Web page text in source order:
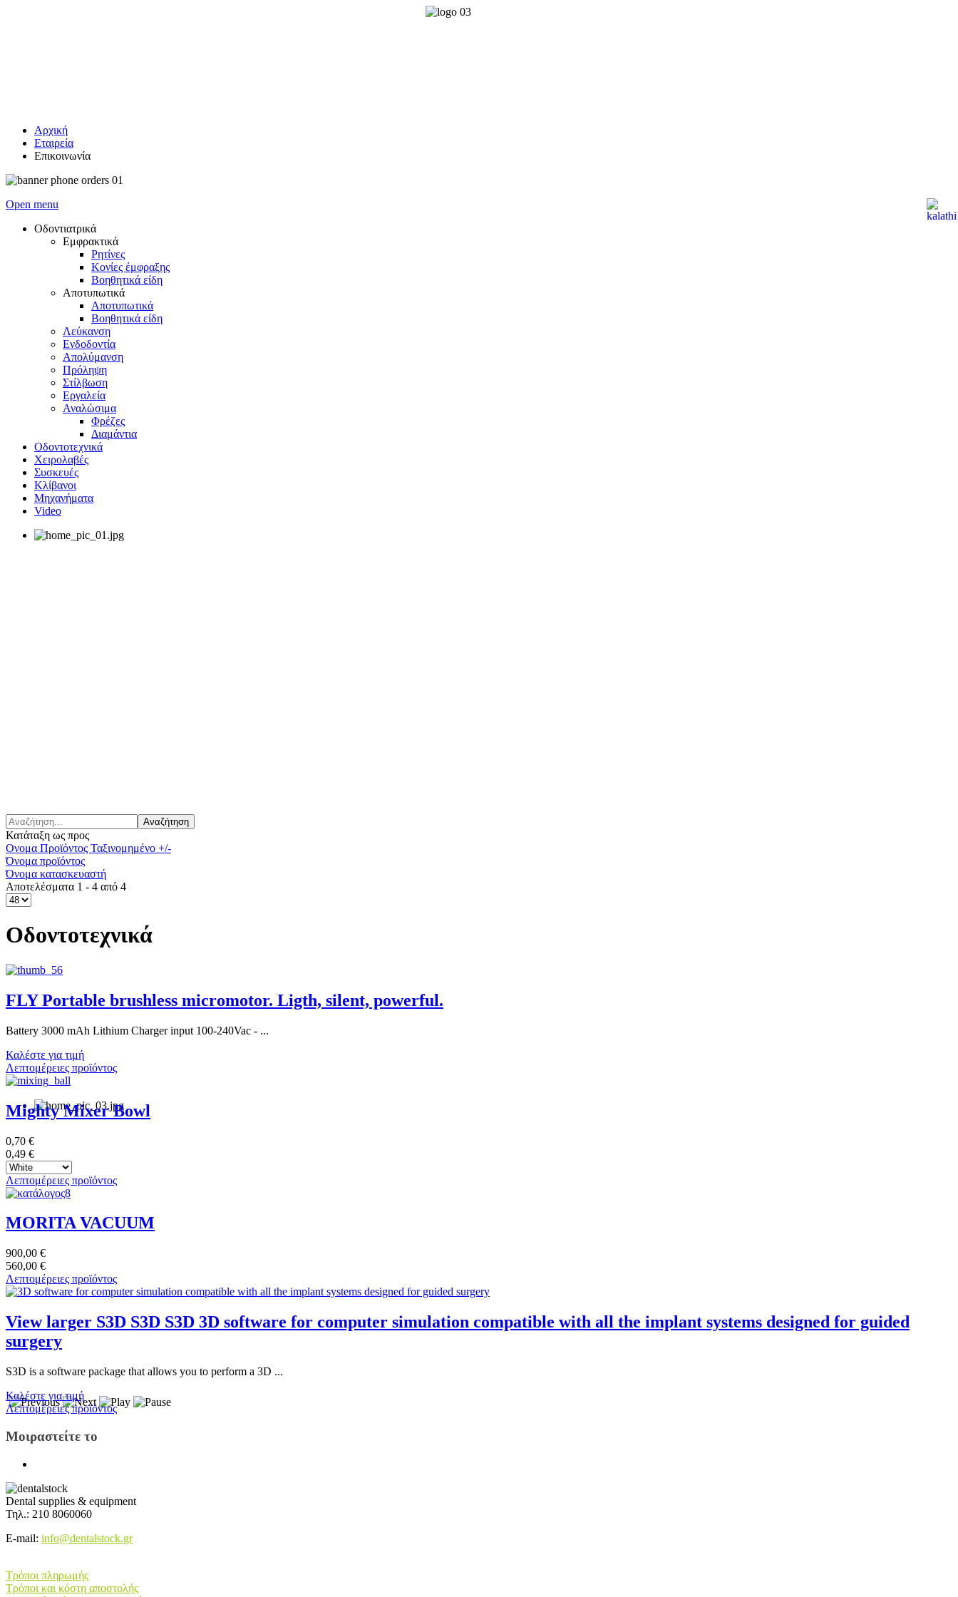
Αρχική
Εταιρεία
Επικοινωνία
Open menu
Οδοντιατρικά
Εμφρακτικά
Ρητίνες
Κονίες έμφραξης
Βοηθητικά είδη
Αποτυπωτικά
Αποτυπωτικά
Βοηθητικά είδη
Λεύκανση
Ενδοδοντία
Απολύμανση
Πρόληψη
Στίλβωση
Εργαλεία
Αναλώσιμα
Φρέζες
Διαμάντια
Οδοντοτεχνικά
Χειρολαβές
Συσκευές
Κλίβανοι
Μηχανήματα
Video
Κατάταξη ως προς
Ονομα Προϊόντος Ταξινομημένο +/-
Όνομα προϊόντος
Όνομα κατασκευαστή
Αποτελέσματα 1 - 4 από 4
Οδοντοτεχνικά
FLY Portable brushless micromotor. Ligth, silent, powerful.
Battery 3000 mAh Lithium Charger input 100-240Vac - ...
Καλέστε για τιμή
Λεπτομέρειες προϊόντος
Mighty Mixer Bowl
0,70 €
0,49 €
Λεπτομέρειες προϊόντος
MORITA VACUUM
900,00 €
560,00 €
Λεπτομέρειες προϊόντος
View larger S3D S3D S3D 3D software for computer simulation compatible with all the implant systems designed for guided
surgery
S3D is a software package that allows you to perform a 3D ...
Καλέστε για τιμή
Λεπτομέρειες προϊόντος
Μοιραστείτε το
Dental supplies & equipment
Τηλ.: 210 8060060
E-mail: info@dentalstock.gr
Τρόποι πληρωμής
Τρόποι και κόστη αποστολής